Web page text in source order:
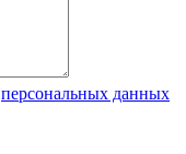
персональных данных